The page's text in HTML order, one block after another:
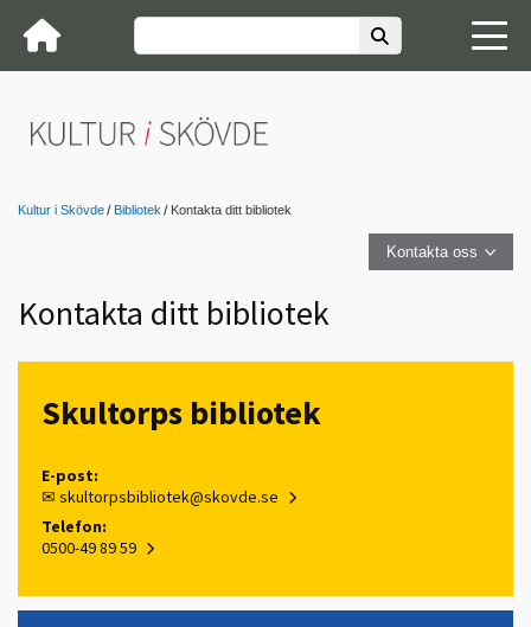
Kultur i Skövde Bibliotek Kontakta ditt bibliotek
Kontakta oss
Kontakta ditt bibliotek
Skultorps bibliotek
E-post:
✉ skultorpsbibliotek@skovde.se
Telefon:
0500-49 89 59